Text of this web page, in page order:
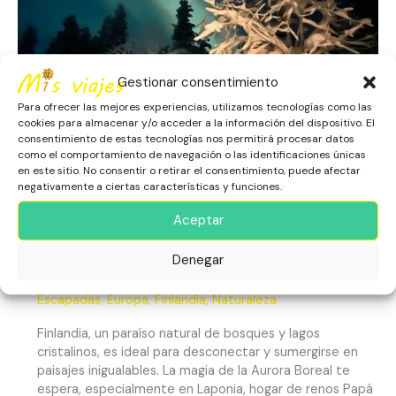
Gestionar consentimiento
Para ofrecer las mejores experiencias, utilizamos tecnologías como las
cookies para almacenar y/o acceder a la información del dispositivo. El
consentimiento de estas tecnologías nos permitirá procesar datos
como el comportamiento de navegación o las identificaciones únicas
en este sitio. No consentir o retirar el consentimiento, puede afectar
negativamente a ciertas características y funciones.
Aceptar
Denegar
Finlandia: Naturaleza Inmensa,
Cultura Única y Magia Ártica
Escapadas,Europa,Finlandia,Naturaleza
Finlandia, un paraíso natural de bosques y lagos
cristalinos, es ideal para desconectar y sumergirse en
paisajes inigualables. La magia de la Aurora Boreal te
espera, especialmente en Laponia, hogar de renos Papá
Magia
Ártica